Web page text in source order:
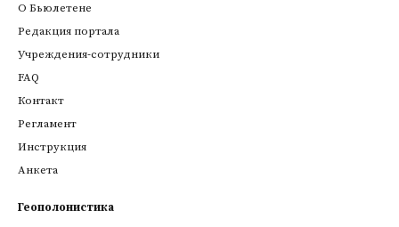
О Бьюлетене
Редакция портала
Учреждения-сотрудники
FAQ
Контакт
Регламент
Инструкция
Анкета
Геополонистика